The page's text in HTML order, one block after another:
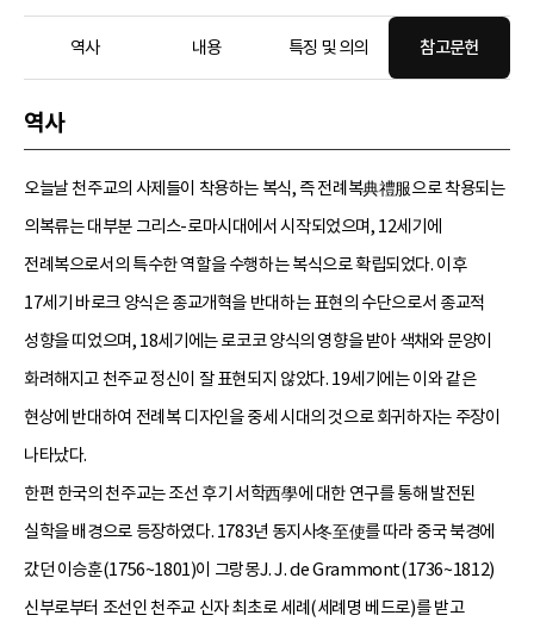
역사 내용 특징 및 의의 참고문헌
역사
오늘날 천주교의 사제들이 착용하는 복식, 즉 전례복典禮服으로 착용되는
의복류는 대부분 그리스-로마시대에서 시작되었으며, 12세기에
전례복으로서의 특수한 역할을 수행하는 복식으로 확립되었다. 이후
17세기 바로크 양식은 종교개혁을 반대하는 표현의 수단으로서 종교적
성향을 띠었으며, 18세기에는 로코코 양식의 영향을 받아 색채와 문양이
화려해지고 천주교 정신이 잘 표현되지 않았다. 19세기에는 이와 같은
현상에 반대하여 전례복 디자인을 중세 시대의 것으로 회귀하자는 주장이
나타났다.
한편 한국의 천주교는 조선 후기 서학西學에 대한 연구를 통해 발전된
실학을 배경으로 등장하였다. 1783년 동지사冬至使를 따라 중국 북경에
갔던 이승훈(1756~1801)이 그랑몽J. J. de Grammont(1736~1812)
신부로부터 조선인 천주교 신자 최초로 세례(세례명 베드로)를 받고